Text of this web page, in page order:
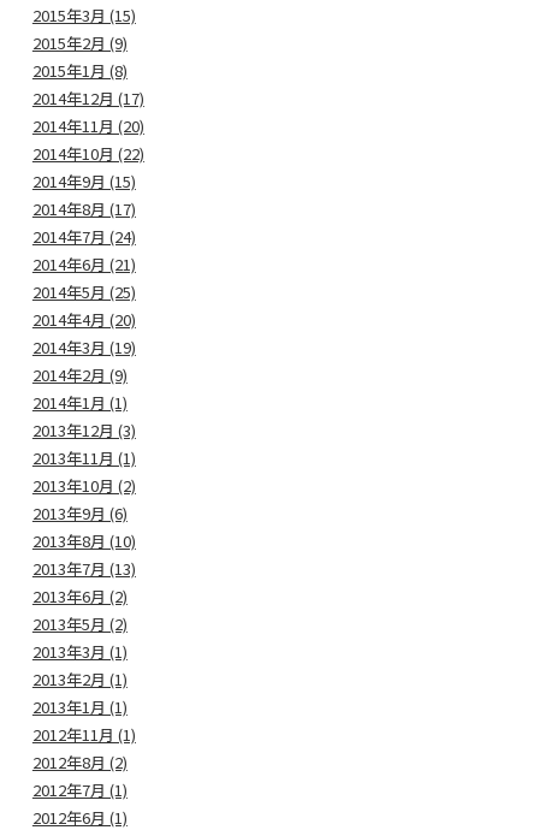
2015年3月 (15)
2015年2月 (9)
2015年1月 (8)
2014年12月 (17)
2014年11月 (20)
2014年10月 (22)
2014年9月 (15)
2014年8月 (17)
2014年7月 (24)
2014年6月 (21)
2014年5月 (25)
2014年4月 (20)
2014年3月 (19)
2014年2月 (9)
2014年1月 (1)
2013年12月 (3)
2013年11月 (1)
2013年10月 (2)
2013年9月 (6)
2013年8月 (10)
2013年7月 (13)
2013年6月 (2)
2013年5月 (2)
2013年3月 (1)
2013年2月 (1)
2013年1月 (1)
2012年11月 (1)
2012年8月 (2)
2012年7月 (1)
2012年6月 (1)